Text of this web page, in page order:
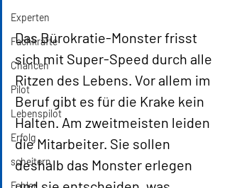
Experten
Fachkräfte
Chancen
Pilot
Lebenspilot
Erfolg
scheitern
Fehler
Das Bürokratie-Monster frisst
sich mit Super-Speed durch alle
Ritzen des Lebens. Vor allem im
Beruf gibt es für die Krake kein
Halten. Am zweitmeisten leiden
die Mitarbeiter. Sie sollen
deshalb das Monster erlegen